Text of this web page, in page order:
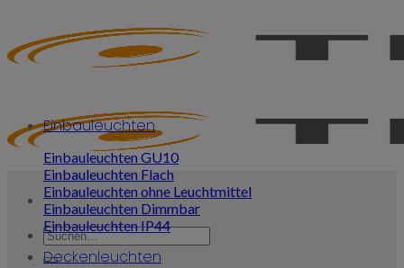
content
Suchen
nach:
Einbauleuchten
Einbauleuchten GU10
Einbauleuchten Flach
Einbauleuchten ohne Leuchtmittel
Einbauleuchten Dimmbar
Einbauleuchten IP44
Deckenleuchten